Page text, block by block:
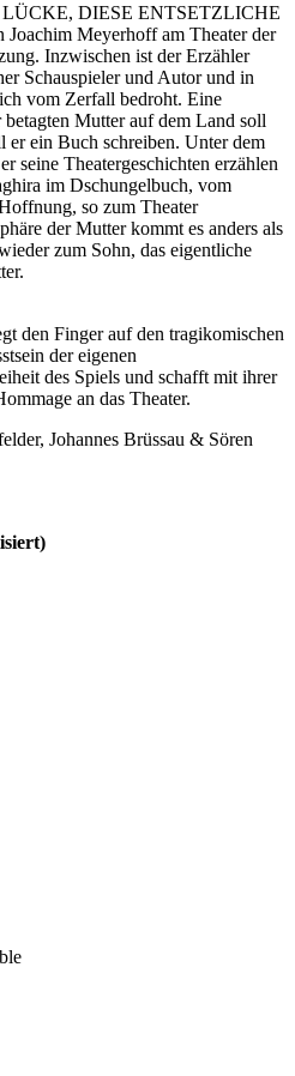
LÜCKE, DIESE ENTSETZLICHE
Meyerhoff am Theater der
Inzwischen ist der Erzähler
Schauspieler und Autor und in
vom Zerfall bedroht. Eine
Mutter auf dem Land soll
ein Buch schreiben. Unter dem
seine Theatergeschichten erzählen
im Dschungelbuch, vom
so zum Theater
der Mutter kommt es anders als
zum Sohn, das eigentliche
den Finger auf den tragikomischen
der eigenen
des Spiels und schafft mit ihrer
an das Theater.
Johannes Brüssau & Sören